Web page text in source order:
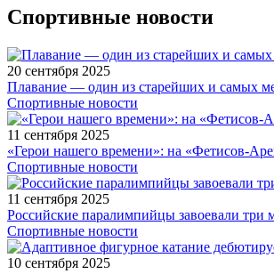
Спортивные новости
20 сентября 2025
Плавание — один из старейших и самых
Спортивные новости
11 сентября 2025
«Герои нашего времени»: на «Фетисов-
Спортивные новости
11 сентября 2025
Российские паралимпийцы завоевали три
Спортивные новости
10 сентября 2025